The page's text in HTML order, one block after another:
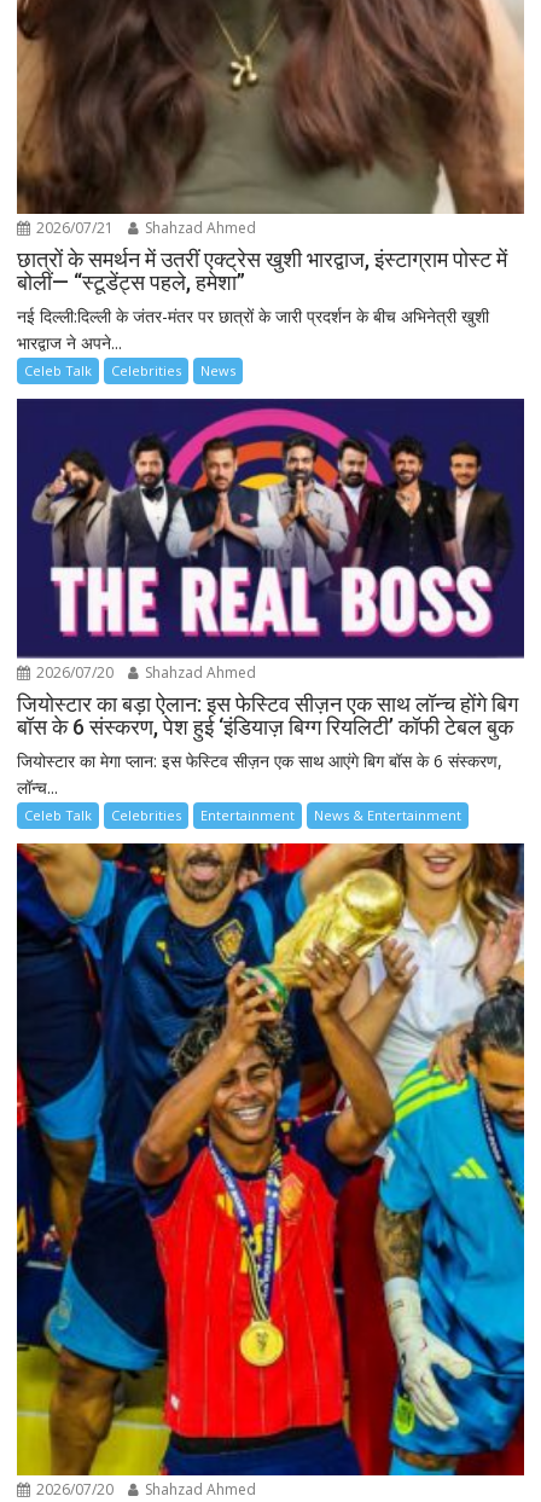
2026/07/21 Shahzad Ahmed
छात्रों के समर्थन में उतरीं एक्ट्रेस खुशी भारद्वाज, इंस्टाग्राम पोस्ट में
बोलीं— “स्टूडेंट्स पहले, हमेशा”
नई दिल्ली:दिल्ली के जंतर-मंतर पर छात्रों के जारी प्रदर्शन के बीच अभिनेत्री खुशी
भारद्वाज ने अपने...
Celeb Talk Celebrities News
2026/07/20 Shahzad Ahmed
जियोस्टार का बड़ा ऐलान: इस फेस्टिव सीज़न एक साथ लॉन्च होंगे बिग
बॉस के 6 संस्करण, पेश हुई ‘इंडियाज़ बिग्ग रियलिटी’ कॉफी टेबल बुक
जियोस्टार का मेगा प्लान: इस फेस्टिव सीज़न एक साथ आएंगे बिग बॉस के 6 संस्करण,
लॉन्च...
Celeb Talk Celebrities Entertainment News & Entertainment
2026/07/20 Shahzad Ahmed